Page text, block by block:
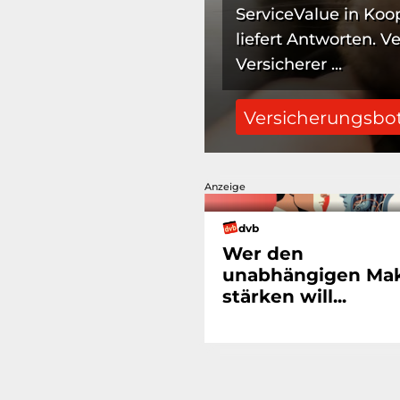
ServiceValue in
liefert Antworten.
Versicherer ...
Anzeige
dvb
Wer den
unabhängigen
stärken will...